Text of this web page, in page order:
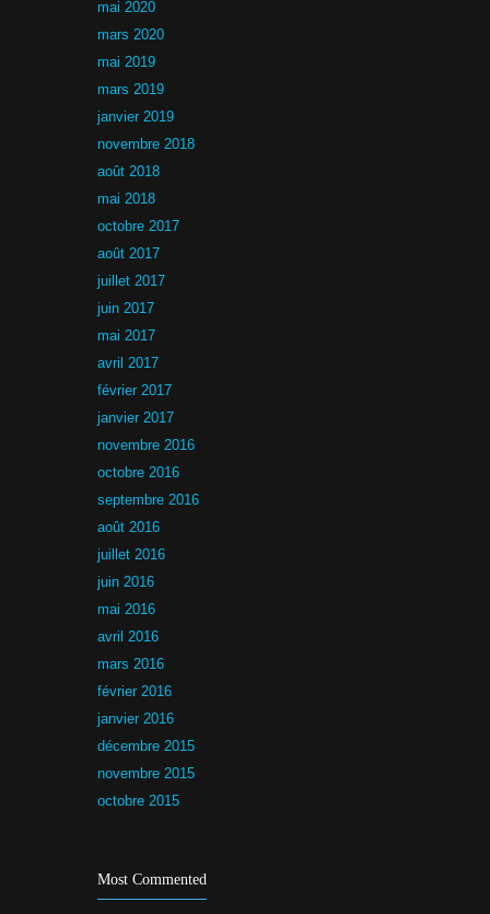
mai 2020
mars 2020
mai 2019
mars 2019
janvier 2019
novembre 2018
août 2018
mai 2018
octobre 2017
août 2017
juillet 2017
juin 2017
mai 2017
avril 2017
février 2017
janvier 2017
novembre 2016
octobre 2016
septembre 2016
août 2016
juillet 2016
juin 2016
mai 2016
avril 2016
mars 2016
février 2016
janvier 2016
décembre 2015
novembre 2015
octobre 2015
Most Commented